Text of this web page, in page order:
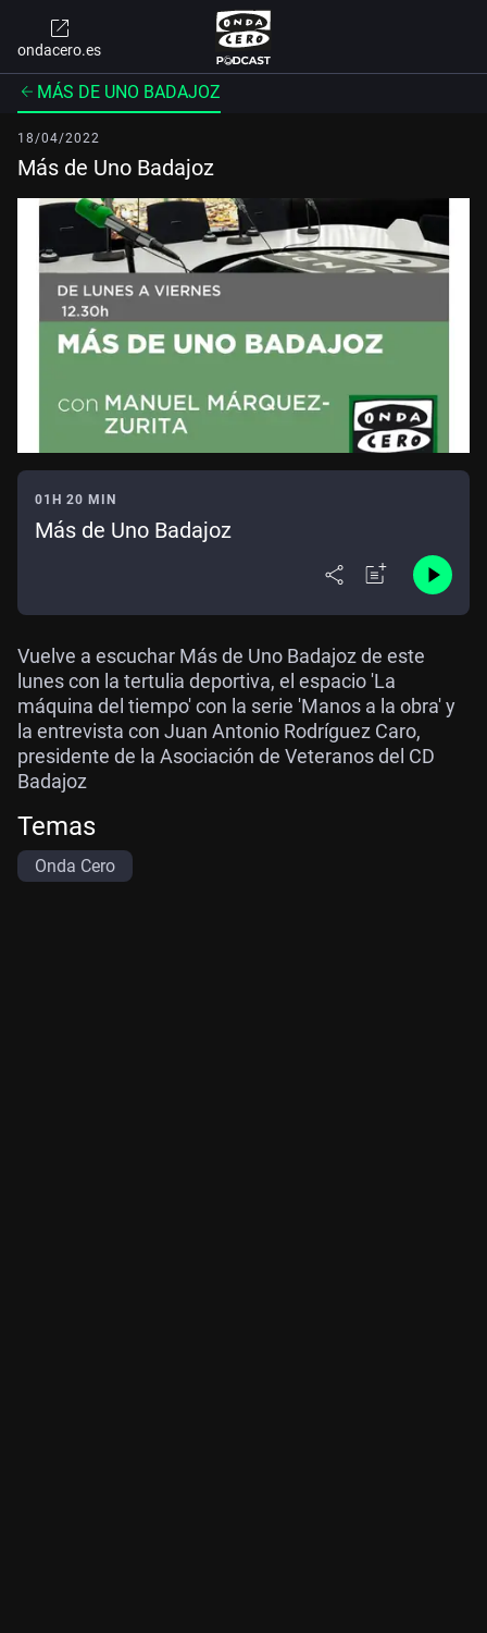
ondacero.es
MÁS DE UNO BADAJOZ
18/04/2022
Más de Uno Badajoz
01H 20 MIN
Más de Uno Badajoz
Vuelve a escuchar Más de Uno Badajoz de este
lunes con la tertulia deportiva, el espacio 'La
máquina del tiempo' con la serie 'Manos a la obra' y
la entrevista con Juan Antonio Rodríguez Caro,
presidente de la Asociación de Veteranos del CD
Badajoz
Temas
Onda Cero